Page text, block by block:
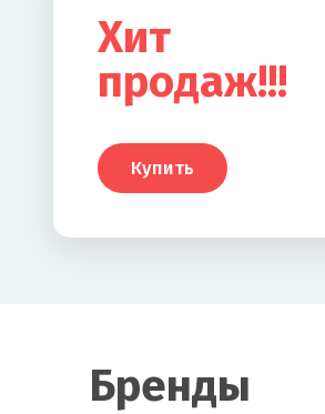
Хит
продаж!!!
Купить
Бренды